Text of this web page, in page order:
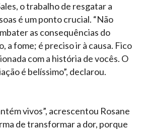
o trabalho de resgatar a
é um ponto crucial. “Não
as consequências do
a fome; é preciso ir à causa. Fico
com a história de vocês. O
é belíssimo”, declarou.
vivos”, acrescentou Rosane
de transformar a dor, porque